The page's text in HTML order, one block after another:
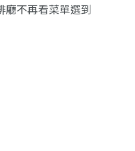
廳不再看菜單選到